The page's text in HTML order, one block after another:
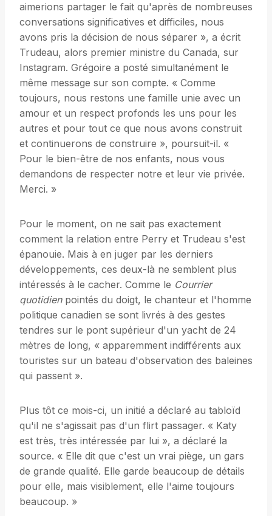
aimerions partager le fait qu'après de nombreuses
conversations significatives et difficiles, nous
avons pris la décision de nous séparer », a écrit
Trudeau, alors premier ministre du Canada, sur
Instagram. Grégoire a posté simultanément le
même message sur son compte. « Comme
toujours, nous restons une famille unie avec un
amour et un respect profonds les uns pour les
autres et pour tout ce que nous avons construit
et continuerons de construire », poursuit-il. «
Pour le bien-être de nos enfants, nous vous
demandons de respecter notre et leur vie privée.
Merci. »
Pour le moment, on ne sait pas exactement
comment la relation entre Perry et Trudeau s'est
épanouie. Mais à en juger par les derniers
développements, ces deux-là ne semblent plus
intéressés à le cacher. Comme le Courrier
quotidienpointés du doigt, le chanteur et l'homme
politique canadien se sont livrés à des gestes
tendres sur le pont supérieur d'un yacht de 24
mètres de long, « apparemment indifférents aux
touristes sur un bateau d'observation des baleines
qui passent ».
Plus tôt ce mois-ci, un initié a déclaré au tabloïd
qu'il ne s'agissait pas d'un flirt passager. « Katy
est très, très intéressée par lui », a déclaré la
source. « Elle dit que c'est un vrai piège, un gars
de grande qualité. Elle garde beaucoup de détails
pour elle, mais visiblement, elle l'aime toujours
beaucoup. »